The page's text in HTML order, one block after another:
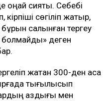
оңай сияқты. Себебі
кірпіші сөгіліп жатыр,
бұрын салынған тергеу
болмайды» деген
жатқан 300-ден аса
тығылысып
аздығы мен